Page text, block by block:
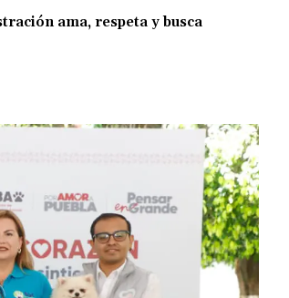
ama, respeta y busca